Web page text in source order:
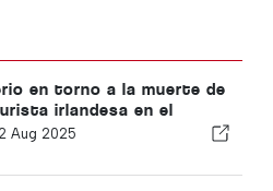
en torno a la muerte de
irlandesa en el
Aug 2025